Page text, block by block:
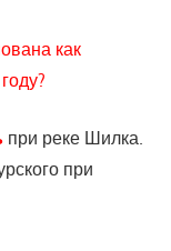
как
при реке Шилка.
при